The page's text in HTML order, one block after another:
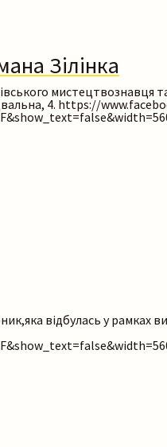
Зілінка
мистецтвознавця
4. https://
відбулась у рамках